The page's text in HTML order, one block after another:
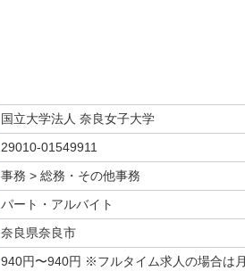
国立大学法人 奈良女子大学
29010-01549911
事務 > 総務・その他事務
パート・アルバイト
奈良県奈良市
940円〜940円 ※フルタイム求人の場合は